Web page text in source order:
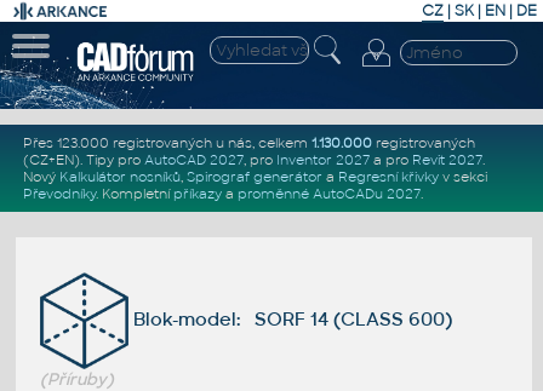
CZ | SK| EN | DE
Přes 123.000 registrovaných u nás, celkem 1.130.000registrovaných
(CZ+EN). Tipy pro AutoCAD 2027, pro Inventor 2027a pro Revit 2027.
Nový Kalkulátor nosníků, Spirograf generátor a Regresní křivkyv sekci
Převodníky. Kompletní příkazya proměnné AutoCADu 2027.
Blok-model: SORF 14 (CLASS 600)
(Příruby)